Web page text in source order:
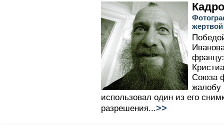
Союза
жалобу
использовал один из его
разрешения...>>